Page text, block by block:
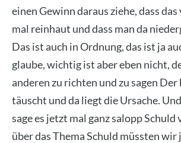
einen Gewinn dar­aus zie­he, dass
mal rein­haut und dass man da
Das ist auch in Ord­nung, das ist ja
glau­be, wich­tig ist aber eben nicht,
ande­ren zu rich­ten und zu sagen
täuscht und da liegt die Ursa­che.
sage es jetzt mal ganz salopp Schuld
über das The­ma Schuld müss­ten wir